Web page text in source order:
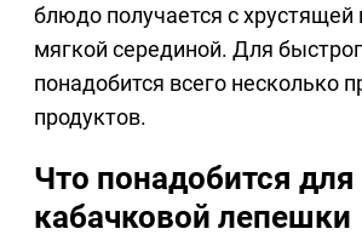
блюдо получается с хрустящей
мягкой серединой. Для
понадобится всего несколько
продуктов.
Что понадобится для
кабачковой лепешки